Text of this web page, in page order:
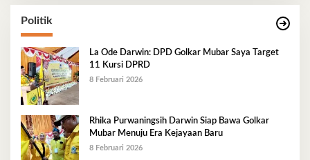
Politik
La Ode Darwin: DPD Golkar Mubar Saya Target
11 Kursi DPRD
8 Februari 2026
Rhika Purwaningsih Darwin Siap Bawa Golkar
Mubar Menuju Era Kejayaan Baru
8 Februari 2026